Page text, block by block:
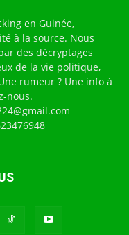
en Guinée,
à la source. Nous
des décryptages
de la vie politique,
rumeur ? Une info à
nous.